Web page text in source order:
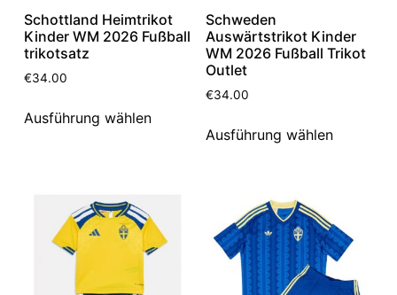
Schottland Heimtrikot
Kinder WM 2026 Fußball
trikotsatz
€34.00
Ausführung wählen
Schweden
Auswärtstrikot Kinder
WM 2026 Fußball Trikot
Outlet
€34.00
Ausführung wählen